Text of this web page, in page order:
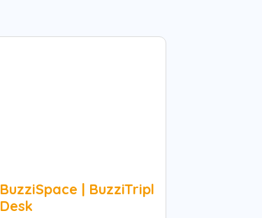
BuzziSpace | BuzziTripl
Desk